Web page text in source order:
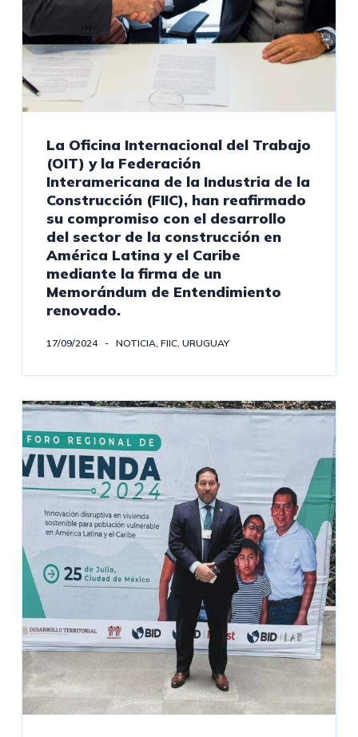
La Oficina Internacional del Trabajo
(OIT) y la Federación
Interamericana de la Industria de la
Construcción (FIIC), han reafirmado
su compromiso con el desarrollo
del sector de la construcción en
América Latina y el Caribe
mediante la firma de un
Memorándum de Entendimiento
renovado.
17/09/2024 NOTICIA FIIC, URUGUAY